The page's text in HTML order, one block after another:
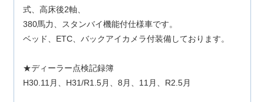
式、高床後2軸、
380馬力、スタンバイ機能付仕様車です。
ベッド、ETC、バックアイカメラ付装備しております。
★ディーラー点検記録簿
H30.11月、H31/R1.5月、8月、11月、R2.5月